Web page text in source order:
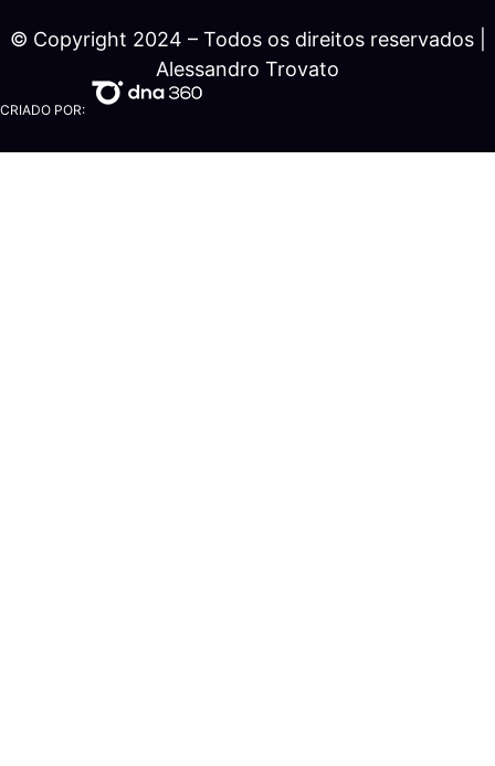
© Copyright 2024 – Todos os direitos reservados |
Alessandro Trovato
CRIADO POR: